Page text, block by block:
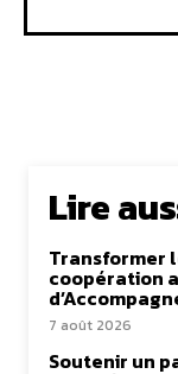
Lire
Transformer
coopération
7 août 2026
Soutenir un